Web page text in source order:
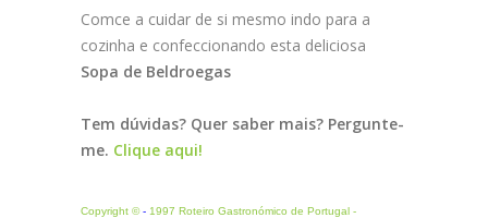
Comce a cuidar de si mesmo indo para a
cozinha e confeccionando esta deliciosa
Sopa de Beldroegas
Tem dúvidas? Quer saber mais? Pergunte-
me. Clique aqui!
Copyright ©- 1997 Roteiro Gastronómico de Portugal -